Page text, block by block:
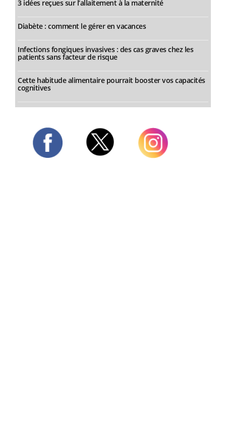
3 idées reçues sur l’allaitement à la maternité
Diabète : comment le gérer en vacances
Infections fongiques invasives : des cas graves chez les
patients sans facteur de risque
Cette habitude alimentaire pourrait booster vos capacités
cognitives